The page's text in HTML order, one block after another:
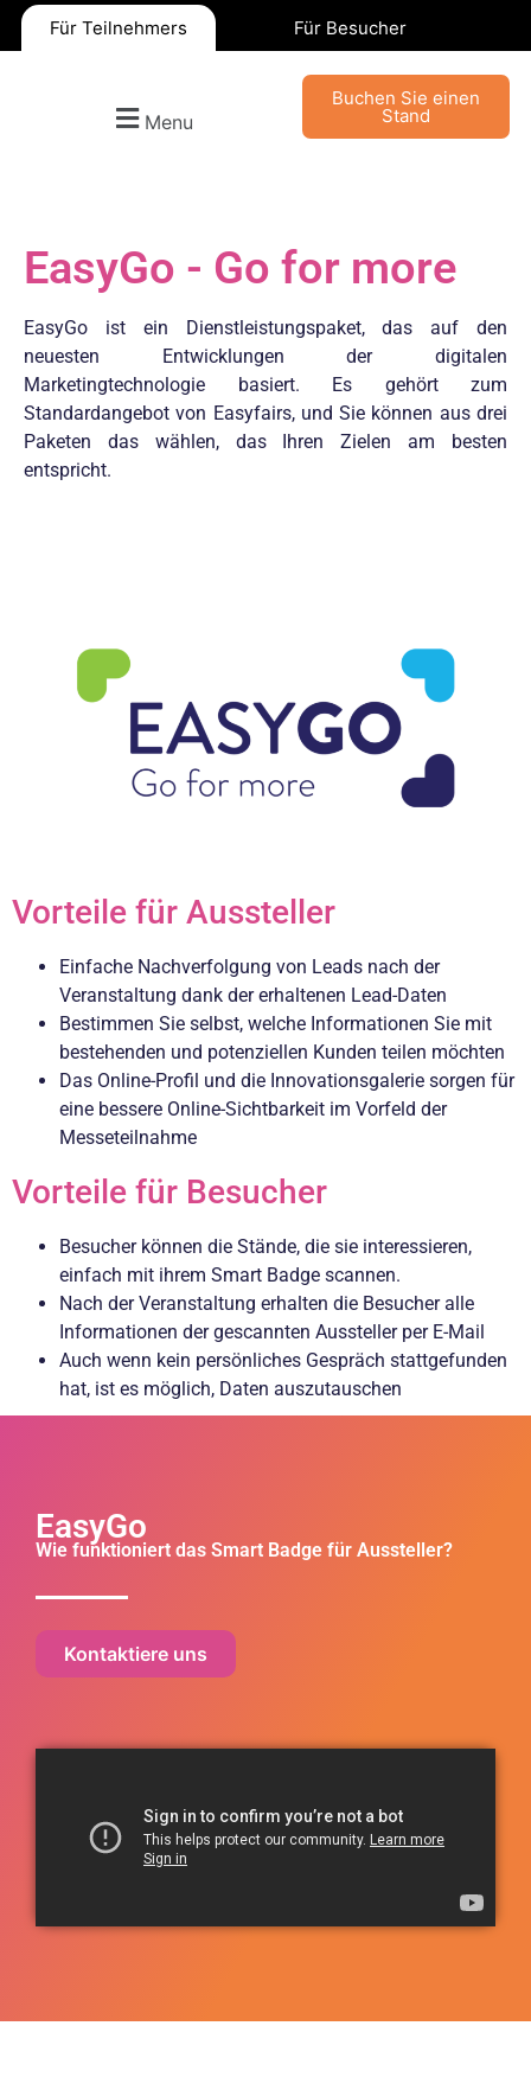
Für Teilnehmers Für Besucher
Menu
Buchen Sie einen
Stand
EasyGo - Go for more
EasyGo ist ein Dienstleistungspaket, das auf den
neuesten Entwicklungen der digitalen
Marketingtechnologie basiert. Es gehört zum
Standardangebot von Easyfairs, und Sie können aus drei
Paketen das wählen, das Ihren Zielen am besten
entspricht.
Vorteile für Aussteller
Einfache Nachverfolgung von Leads nach der
Veranstaltung dank der erhaltenen Lead-Daten
Bestimmen Sie selbst, welche Informationen Sie mit
bestehenden und potenziellen Kunden teilen möchten
Das Online-Profil und die Innovationsgalerie sorgen für
eine bessere Online-Sichtbarkeit im Vorfeld der
Messeteilnahme
Vorteile für Besucher
Besucher können die Stände, die sie interessieren,
einfach mit ihrem Smart Badge scannen.
Nach der Veranstaltung erhalten die Besucher alle
Informationen der gescannten Aussteller per E-Mail
Auch wenn kein persönliches Gespräch stattgefunden
hat, ist es möglich, Daten auszutauschen
EasyGo
Wie funktioniert das Smart Badge für Aussteller?
Kontaktiere uns